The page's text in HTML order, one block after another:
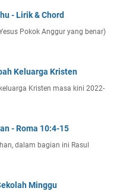
- Lirik & Chord
Pokok Anggur yang benar)
Keluarga Kristen
Kristen masa kini 2022-
- Roma 10:4-15
dalam bagian ini Rasul
Minggu